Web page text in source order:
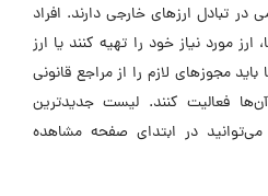
تبادل ارزهای خارجی دارند. افراد
مورد نیاز خود را تهیه کنند یا ارز
مجوزهای لازم را از مراجع قانونی
فعالیت کنند. لیست جدیدترین
در ابتدای صفحه مشاهده